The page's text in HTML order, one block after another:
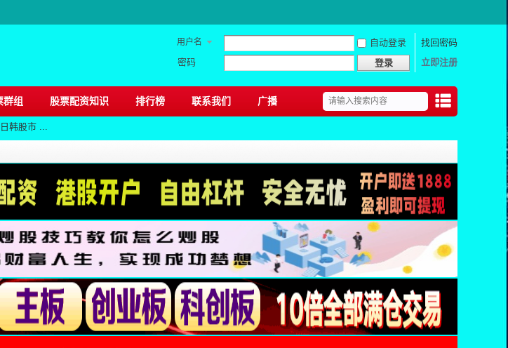
用户名 自动登录
找回密码
密码
登录 立即注册
捷导
群组 股票配资知识 排行榜 联系我们 广播
韩股市 ...